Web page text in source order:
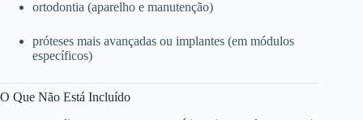
ortodontia (aparelho e manutenção)
próteses mais avançadas ou implantes (em módulos
específicos)
O Que Não Está Incluído